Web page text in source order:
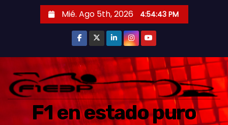
Mié. Ago 5th, 2026 4:54:45 PM
F1 en estado puro